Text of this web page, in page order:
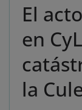
El
en
la